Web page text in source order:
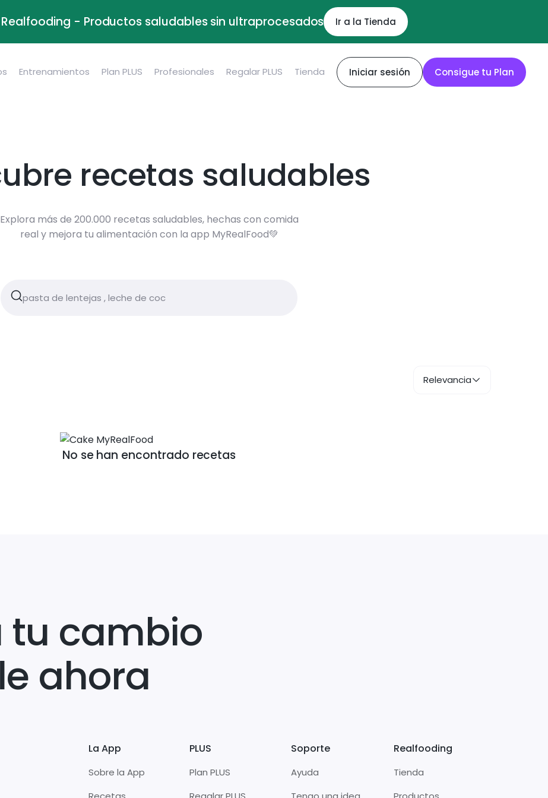
Realfooding - Productos saludables sin ultraprocesados Ir a la Tienda
Entrenamientos Plan PLUS Profesionales Regalar PLUS Tienda Iniciar sesión Consigue tu Plan
recetas saludables
Explora más de 200.000 recetas saludables, hechas con comida
real y mejora tu alimentación con la app MyRealFood💚
Relevancia
No se han encontrado recetas
tu cambio
ahora
La App
Sobre la App
PLUS
Plan PLUS
Soporte
Ayuda
Realfooding
Tienda